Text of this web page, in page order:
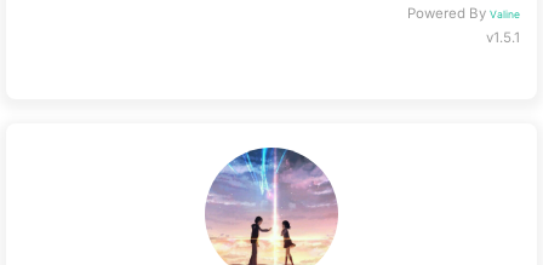
Powered By Valine
v1.5.1